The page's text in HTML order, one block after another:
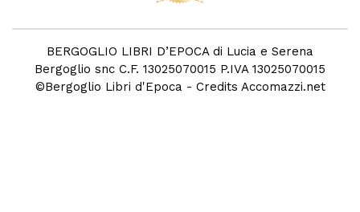
BERGOGLIO LIBRI D’EPOCA di Lucia e Serena
Bergoglio snc C.F. 13025070015 P.IVA 13025070015
©Bergoglio Libri d'Epoca - Credits Accomazzi.net